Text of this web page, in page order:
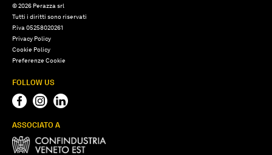
© 2026 Perazza srl
Tutti i diritti sono riservati
P.iva 05258020261
Privacy Policy
Cookie Policy
Preferenze Cookie
FOLLOW US
ASSOCIATO A